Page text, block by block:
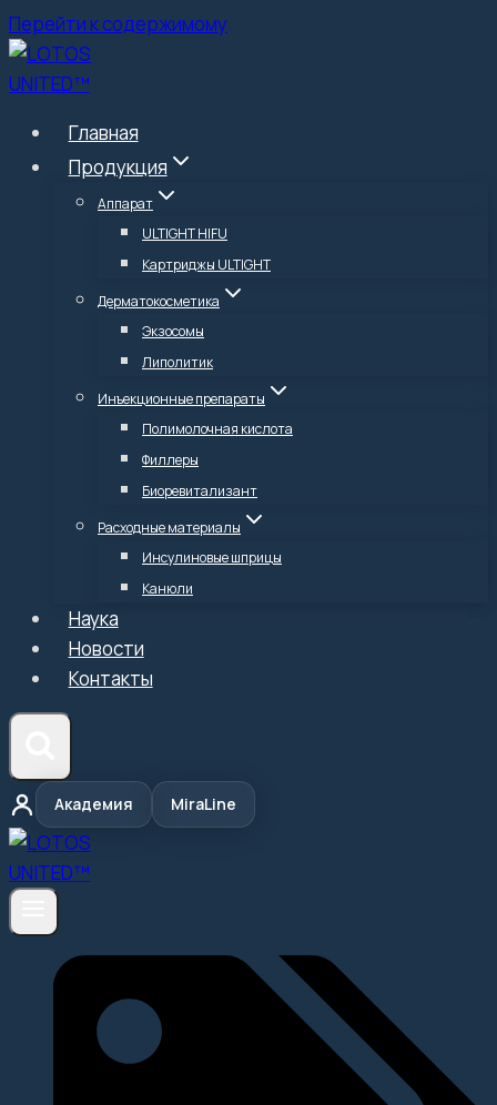
Перейти к содержимому
Главная
Продукция
Аппарат
ULTIGHT HIFU
Картриджы ULTIGHT
Дерматокосметика
Экзосомы
Липолитик
Инъекционные препараты
Полимолочная кислота
Филлеры
Биоревитализант
Расходные материалы
Инсулиновые шприцы
Канюли
Наука
Новости
Контакты
Академия MiraLine